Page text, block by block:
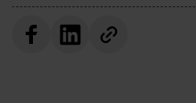
Annonsera